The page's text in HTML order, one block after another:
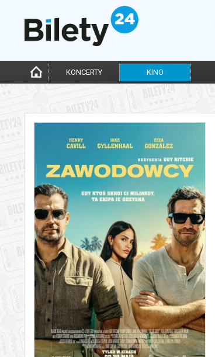
KONCERTY KINO